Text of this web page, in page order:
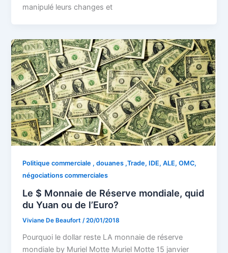
manipulé leurs changes et
Politique commerciale , douanes ,Trade, IDE, ALE, OMC,
négociations commerciales
Le $ Monnaie de Réserve mondiale, quid
du Yuan ou de l’Euro?
Viviane De Beaufort /20/01/2018
Pourquoi le dollar reste LA monnaie de réserve
mondiale by Muriel Motte Muriel Motte 15 janvier